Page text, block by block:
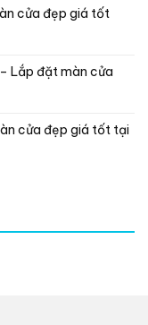
cửa đẹp giá tốt
Lắp đặt màn cửa
cửa đẹp giá tốt tại